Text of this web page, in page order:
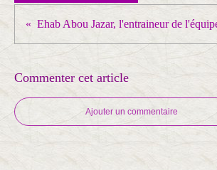
Commenter cet article
Ajouter un commentaire